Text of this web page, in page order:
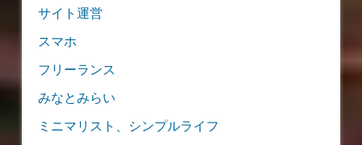
サイト運営
スマホ
フリーランス
みなとみらい
ミニマリスト、シンプルライフ